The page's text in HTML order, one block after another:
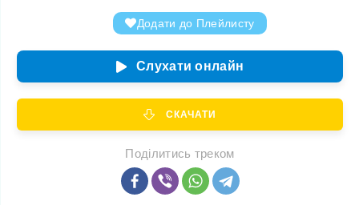
Додати до Плейлисту
Слухати онлайн
СКАЧАТИ
Поділитись треком